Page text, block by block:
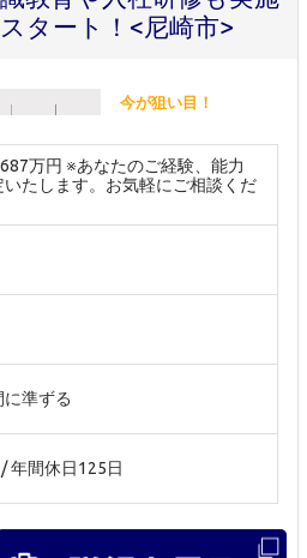
タート！<尼崎市>
今が狙い目！
万円 ※あなたのご経験、能力
いたします。お気軽にご相談くだ
準ずる
年間休日125日